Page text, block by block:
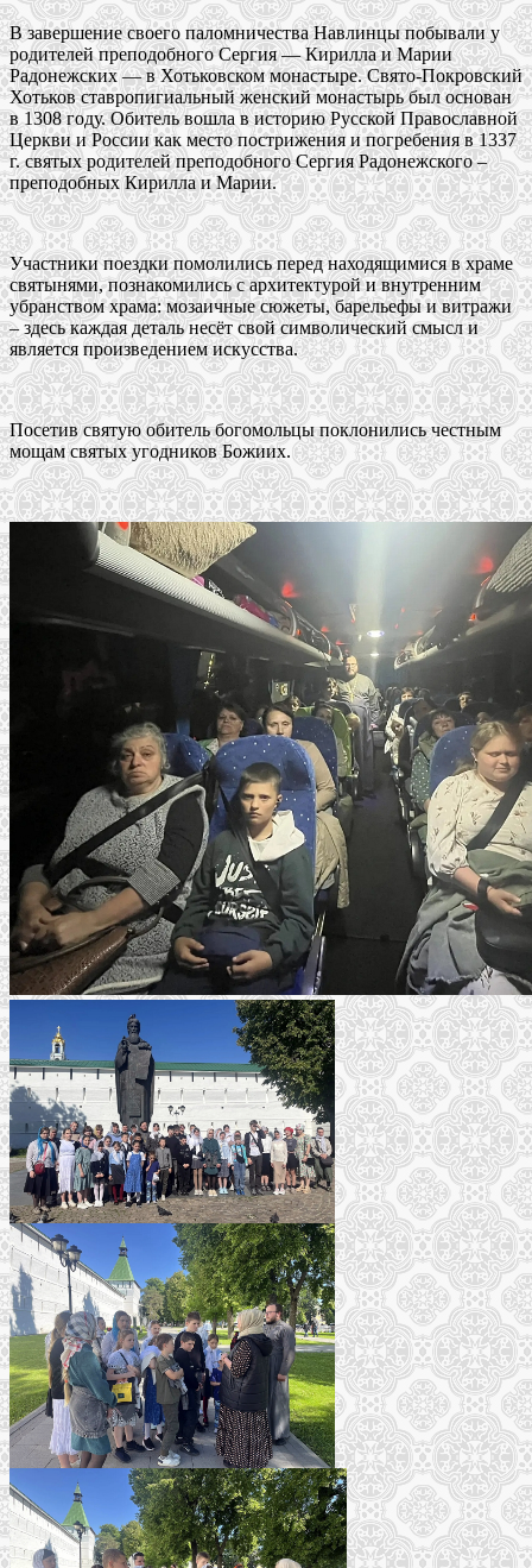
В завершение своего паломничества Навлинцы побывали у
родителей преподобного Сергия — Кирилла и Марии
Радонежских — в Хотьковском монастыре. Свято-Покровский
Хотьков ставропигиальный женский монастырь был основан
в 1308 году. Обитель вошла в историю Русской Православной
Церкви и России как место пострижения и погребения в 1337
г. святых родителей преподобного Сергия Радонежского –
преподобных Кирилла и Марии.
Участники поездки помолились перед находящимися в храме
святынями, познакомились с архитектурой и внутренним
убранством храма: мозаичные сюжеты, барельефы и витражи
– здесь каждая деталь несёт свой символический смысл и
является произведением искусства.
Посетив святую обитель богомольцы поклонились честным
мощам святых угодников Божиих.